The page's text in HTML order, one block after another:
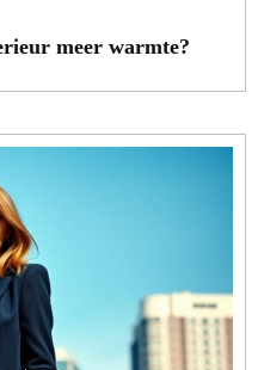
meer warmte?